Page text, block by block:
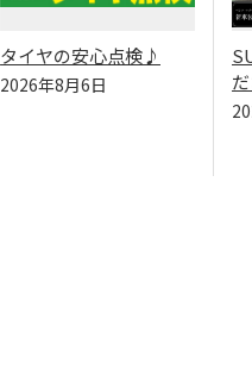
タイヤの安心点検♪
2026年8月6日